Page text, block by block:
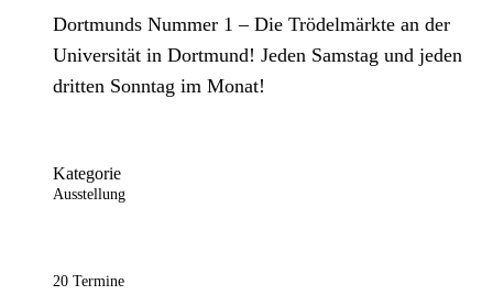
Dortmunds Nummer 1 – Die Trödelmärkte an der
Universität in Dortmund! Jeden Samstag und jeden
dritten Sonntag im Monat!
Kategorie
Ausstellung
20 Termine